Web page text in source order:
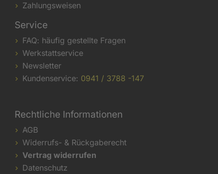
Zahlungsweisen
Service
FAQ: häufig gestellte Fragen
Werkstattservice
Newsletter
Kundenservice: 0941 / 3788 -147
Rechtliche Informationen
AGB
Widerrufs- & Rückgaberecht
Vertrag widerrufen
Datenschutz